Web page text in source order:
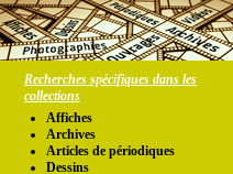
Recherches spécifiques dans les
collections
Affiches
Archives
Articles de périodiques
Dessins